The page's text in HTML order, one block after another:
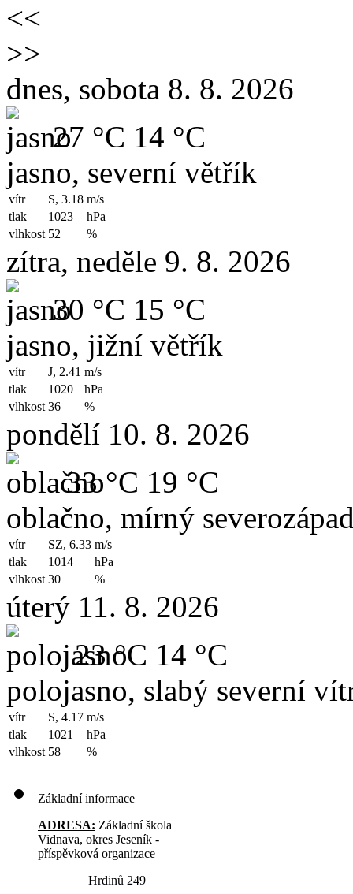
<<
>>
dnes, sobota 8. 8. 2026
27 °C 14 °C
jasno, severní větřík
vítr S, 3.18 m/s
tlak
1023
hPa
vlhkost 52 %
zítra, neděle 9. 8. 2026
30 °C 15 °C
jasno, jižní větřík
vítr J, 2.41 m/s
tlak
1020
hPa
vlhkost 36 %
pondělí 10. 8. 2026
33 °C 19 °C
oblačno, mírný
vítr SZ, 6.33 m/s
tlak
1014
hPa
vlhkost 30 %
úterý 11. 8. 2026
23 °C 14 °C
polojasno, slabý severní
vítr S, 4.17 m/s
tlak
1021
hPa
vlhkost 58 %
Základní informace
ADRESA: Základní škola
Vidnava, okres Jeseník -
příspěvková organizace
Hrdinů 249